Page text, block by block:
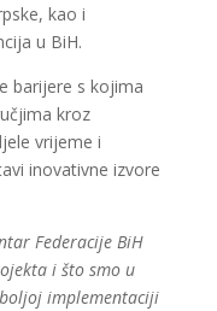
kao i
u BiH.
barijere s kojima
kroz
vrijeme i
inovativne izvore
Federacije BiH
i što smo u
implementaciji